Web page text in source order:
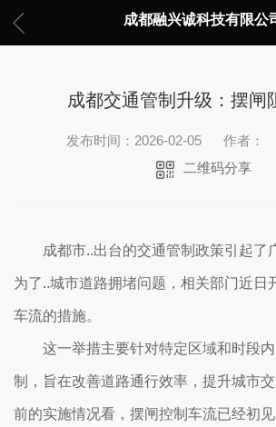
成都融兴诚科技有限公
成都交通管制升级：摆闸
发布时间：2026-02-05 作者：
二维码分享
成都市..出台的交通管制政策引起了
为了..城市道路拥堵问题，相关部门近日
车流的措施。
这一举措主要针对特定区域和时段
制，旨在改善道路通行效率，提升城市
前的实施情况看，摆闸控制车流已经初